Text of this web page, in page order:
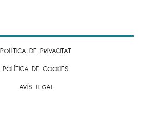
POLÍTICA DE PRIVACITAT
POLÍTICA DE COOKIES
AVÍS LEGAL